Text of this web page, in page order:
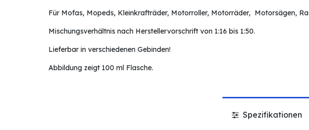
Für Mofas, Mopeds, Kleinkrafträder, Motorroller, Motorräder, Motorsägen,
Mischungsverhältnis nach Herstellervorschrift von 1:16 bis 1:50.
Lieferbar in verschiedenen Gebinden!
Abbildung zeigt 100 ml Flasche.
Spezifikationen